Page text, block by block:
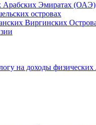
Арабских Эмиратах (ОАЭ)
островах
Виргинских
на доходы